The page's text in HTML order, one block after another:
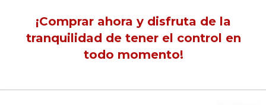
¡Comprar ahora y disfruta de la
tranquilidad de tener el control en
todo momento!